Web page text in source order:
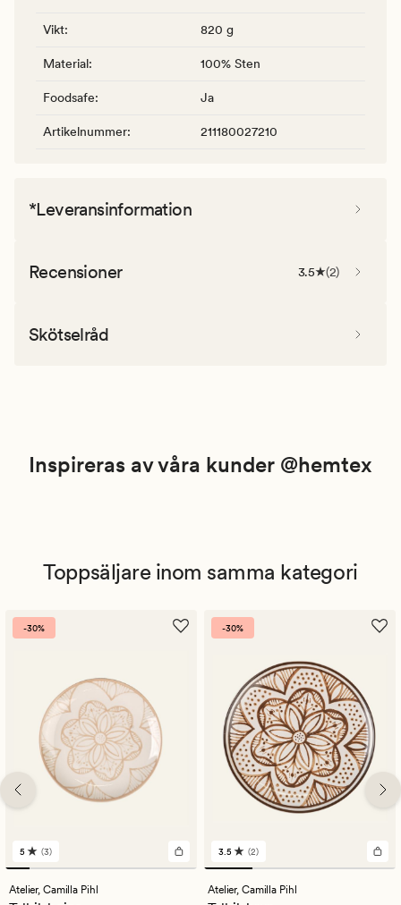
Vikt: 820 g
Material: 100% Sten
Foodsafe: Ja
Artikelnummer: 211180027210
*Leveransinformation
Recensioner 3.5 (2)
Skötselråd
Inspireras av våra kunder @hemtex
Toppsäljare inom samma kategori
-30%
3
omdömen
med
ett
5 (3)
Atelier, Camilla Pihl
-30%
2
omdömen
med
ett
3.5 (2)
Atelier, Camilla Pihl